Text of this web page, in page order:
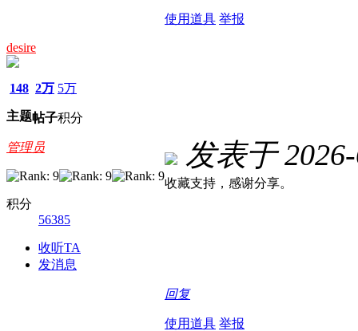
使用道具 举报
desire
148
主题
2万
帖子
5万
积分
管理员
积分
56385
收听TA
发消息
发表于
收藏支持，感谢分享。
回复
使用道具 举报